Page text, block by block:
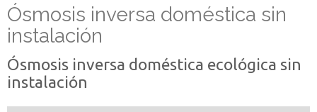
Ósmosis inversa doméstica sin
instalación
Ósmosis inversa doméstica ecológica sin
instalación